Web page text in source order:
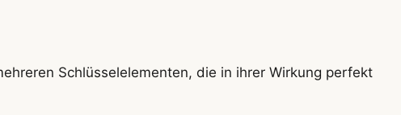
Schlüsselelementen, die in ihrer Wirkung perfekt